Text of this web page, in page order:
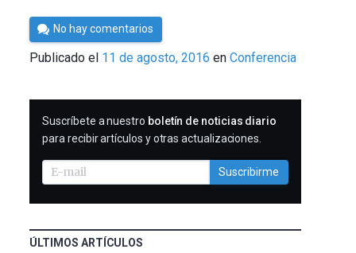
Por
César
Tomé
No hay comentarios
Publicado el 11 de agosto, 2016 enConferencia
SUSCRIBIRME
Suscríbete a nuestro boletín de noticias diario
para recibir artículos y otras actualizaciones.
Suscribirme
ÚLTIMOS ARTÍCULOS